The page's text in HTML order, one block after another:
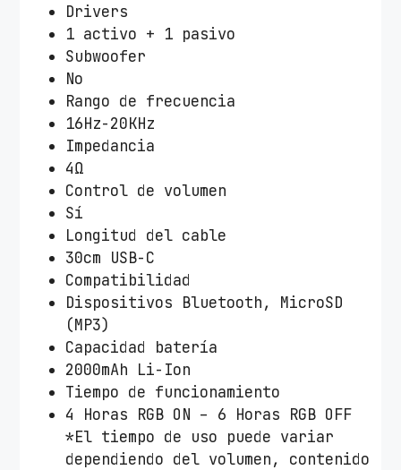
Drivers
1 activo + 1 pasivo
Subwoofer
No
Rango de frecuencia
16Hz-20KHz
Impedancia
4Ω
Control de volumen
Sí
Longitud del cable
30cm USB-C
Compatibilidad
Dispositivos Bluetooth, MicroSD
(MP3)
Capacidad batería
2000mAh Li-Ion
Tiempo de funcionamiento
4 Horas RGB ON – 6 Horas RGB OFF
*El tiempo de uso puede variar
dependiendo del volumen, contenido